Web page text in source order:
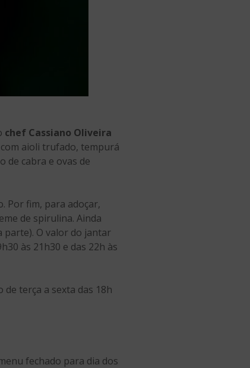
chef Cassiano Oliveira
aioli trufado, tempurá
de cabra e ovas de
Por fim, para adoçar,
de spirulina. Ainda
parte). O valor do jantar
às 21h30 e das 22h às
terça a sexta das 18h
fechado para dia dos